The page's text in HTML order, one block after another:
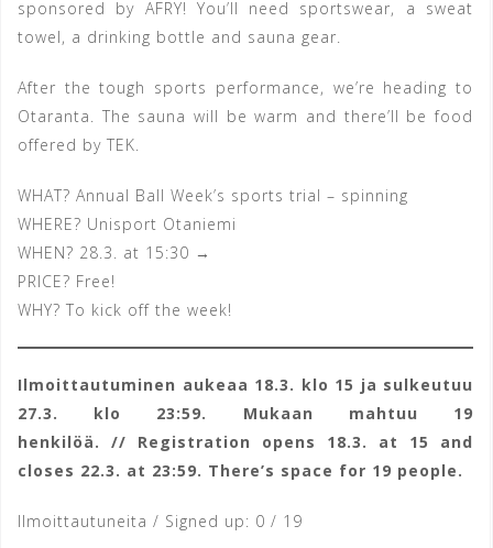
sponsored by AFRY! You’ll need sportswear, a sweat
towel, a drinking bottle and sauna gear.
After the tough sports performance, we’re heading to
Otaranta. The sauna will be warm and there’ll be food
offered by TEK.
WHAT? Annual Ball Week’s sports trial – spinning
WHERE? Unisport Otaniemi
WHEN? 28.3. at 15:30 →
PRICE? Free!
WHY? To kick off the week!
Ilmoittautuminen aukeaa 18.3. klo 15 ja sulkeutuu
27.3. klo 23:59. Mukaan mahtuu 19
henkilöä. // Registration opens 18.3. at 15 and
closes 22.3. at 23:59. There’s space for 19 people.
Ilmoittautuneita / Signed up: 0 / 19